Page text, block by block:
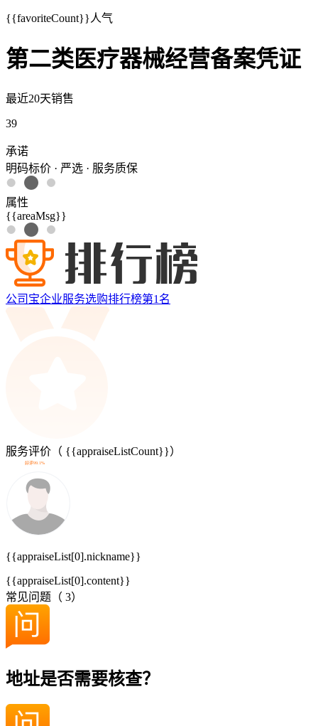
{{favoriteCount}}人气
第二类医疗器械经营备案凭证
最近20天销售
39
承诺
明码标价 · 严选 · 服务质保
属性
{{areaMsg}}
公司宝企业服务选购排行榜第1 名
服务评价（ {{appraiseListCount}}）
好评99.1%
{{appraiseList[0].nickname}}
{{appraiseList[0].content}}
常见问题（ 3）
地址是否需要核查？